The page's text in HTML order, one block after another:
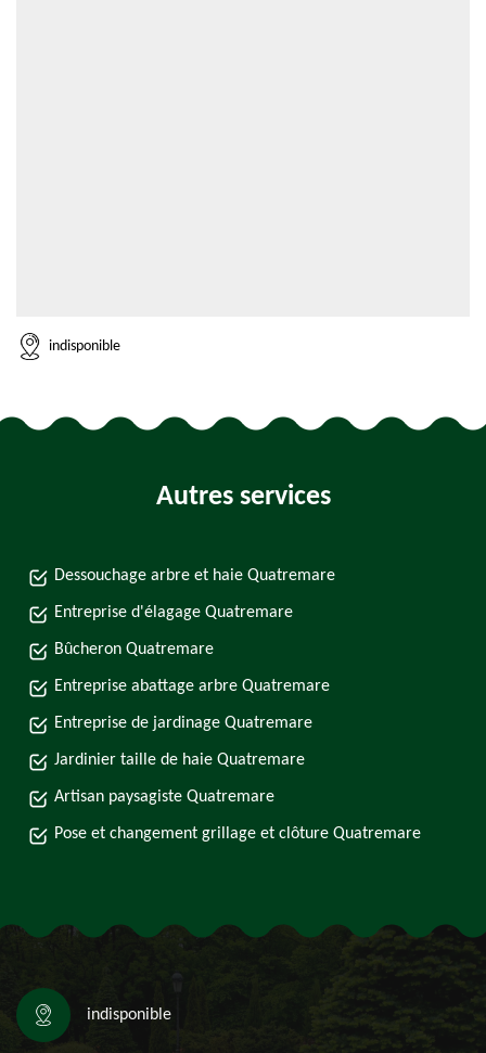
indisponible
Autres services
Dessouchage arbre et haie Quatremare
Entreprise d'élagage Quatremare
Bûcheron Quatremare
Entreprise abattage arbre Quatremare
Entreprise de jardinage Quatremare
Jardinier taille de haie Quatremare
Artisan paysagiste Quatremare
Pose et changement grillage et clôture Quatremare
indisponible